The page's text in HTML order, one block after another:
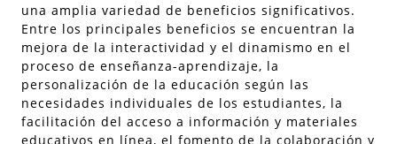
una amplia variedad de beneficios significativos.
Entre los principales beneficios se encuentran la
mejora de la interactividad y el dinamismo en el
proceso de enseñanza-aprendizaje, la
personalización de la educación según las
necesidades individuales de los estudiantes, la
facilitación del acceso a información y materiales
educativos en línea, el fomento de la colaboración y